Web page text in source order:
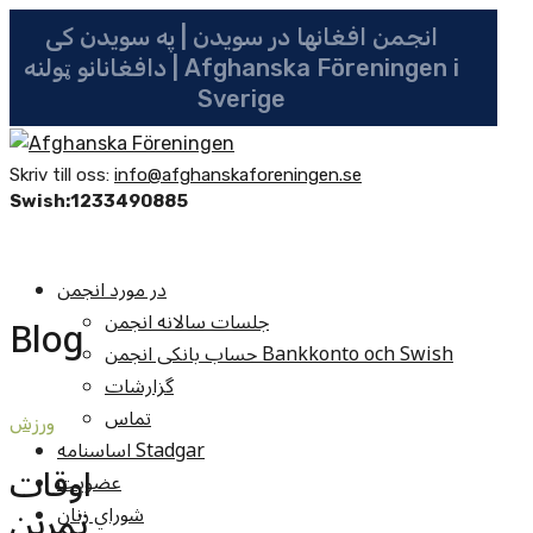
انجمن افغانها در سویدن | په سویدن کی
دافغانانو ټولنه | Afghanska Föreningen i
Sverige
Skriv till oss: info@afghanskaforeningen.se
Swish:1233490885
در مورد انجمن
جلسات سالانه انجمن
حساب بانکی انجمن Bankkonto och Swish
گزارشات
تماس
اساسنامه Stadgar
عضویت
شوراي زنان
Blog
ورزش
اوقات